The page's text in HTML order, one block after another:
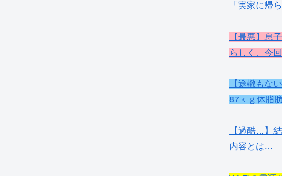
「実家に帰
【最悪】息
らしく、今
【途轍もな
87ｋｇ体脂
【過酷…】
内容とは…